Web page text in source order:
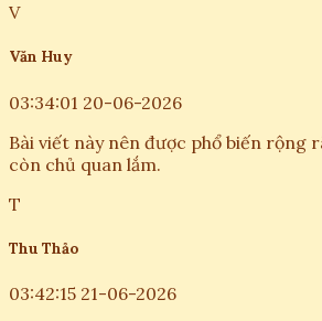
V
Văn Huy
03:34:01 20-06-2026
Bài viết này nên được phổ biến rộng
còn chủ quan lắm.
T
Thu Thảo
03:42:15 21-06-2026